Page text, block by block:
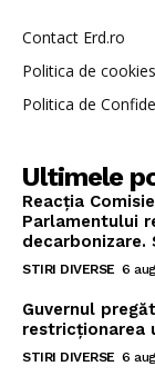
Contact Erd.ro
Politica de
Politica de
Ultimele
Reacția
Parlamentului
decarbonizare.
STIRI DIVERSE 6
Guvernul
restricționarea
STIRI DIVERSE 6